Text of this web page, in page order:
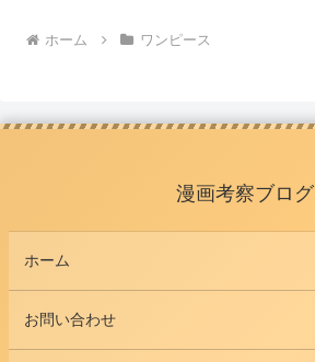
ホーム ワンピース
漫画考察ブログ
ホーム
お問い合わせ